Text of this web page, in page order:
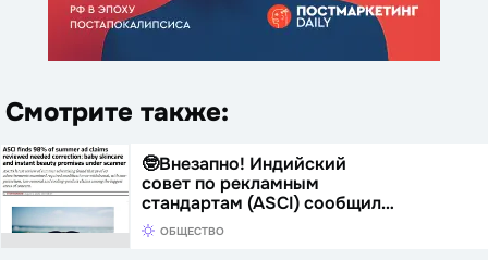
Смотрите также:
🤓Внезапно! Индийский
совет по рекламным
стандартам (ASCI) сообщил…
ОБЩЕСТВО